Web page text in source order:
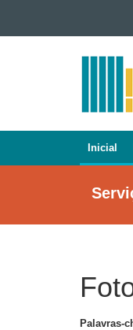
Ir para a navegação
Inicial
Palavras-